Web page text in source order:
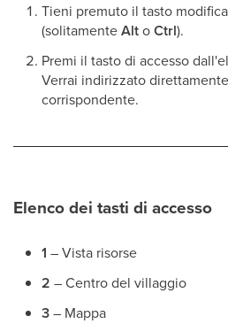
Tieni premuto il tasto
(solitamenteAltoCtrl).
Premi il tasto di accesso
Verrai indirizzato
corrispondente.
Elenco dei tasti di accesso
1 – Vista risorse
2 – Centro del villaggio
3– Mappa